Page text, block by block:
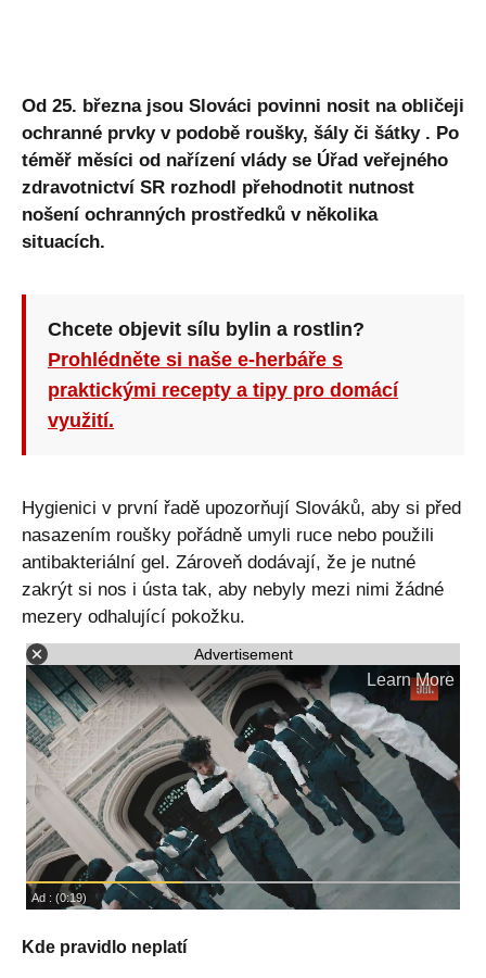
Od 25. března jsou Slováci povinni nosit na obličeji
ochranné prvky v podobě roušky, šály či šátky. Po
téměř měsíci od nařízení vlády se Úřad veřejného
zdravotnictví SR rozhodl přehodnotit nutnost
nošení ochranných prostředků v několika
situacích.
Chcete objevit sílu bylin a rostlin?
Prohlédněte si naše e-herbáře s
praktickými recepty a tipy pro domácí
využití.
Hygienici v první řadě upozorňují Slováků, aby si před
nasazením roušky pořádně umyli ruce nebo použili
antibakteriální gel. Zároveň dodávají, že je nutné
zakrýt si nos i ústa tak, aby nebyly mezi nimi žádné
mezery odhalující pokožku.
Advertisement
Kde pravidlo neplatí